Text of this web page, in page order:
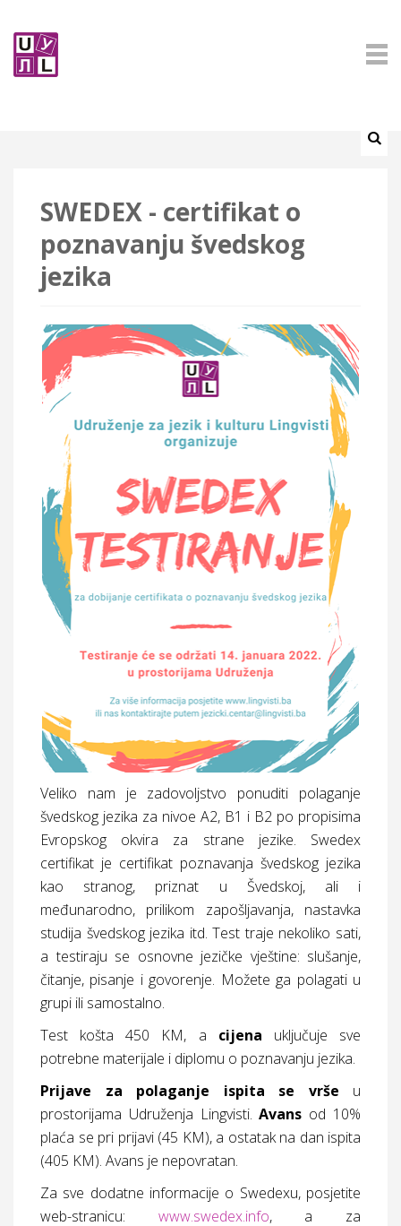
SWEDEX - certifikat o
poznavanju švedskog
jezika
Veliko nam je zadovoljstvo ponuditi polaganje
švedskog jezika za nivoe A2, B1 i B2 po propisima
Evropskog okvira za strane jezike. Swedex
certifikat je certifikat poznavanja švedskog jezika
kao stranog, priznat u Švedskoj, ali i
međunarodno, prilikom zapošljavanja, nastavka
studija švedskog jezika itd. Test traje nekoliko sati,
a testiraju se osnovne jezičke vještine: slušanje,
čitanje, pisanje i govorenje. Možete ga polagati u
grupi ili samostalno.
Test košta 450 KM, a cijena uključuje sve
potrebne materijale i diplomu o poznavanju jezika.
Prijave za polaganje ispita se vrše u
prostorijama Udruženja Lingvisti.Avans od 10%
plaća se pri prijavi (45 KM), a ostatak na dan ispita
(405 KM). Avans je nepovratan.
Za sve dodatne informacije o Swedexu, posjetite
web-stranicu: www.swedex.info, a za